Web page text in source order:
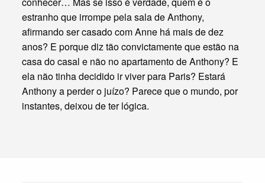
Termo de Pesquisa
Categorias gerais
estranho que irrompe pela sala de Anthony,
afirmando ser casado com Anne há mais de dez
anos? E porque diz tão convictamente que estão na
casa do casal e não no apartamento de Anthony? E
ela não tinha decidido ir viver para Paris? Estará
Anthony a perder o juízo? Parece que o mundo, por
instantes, deixou de ter lógica.